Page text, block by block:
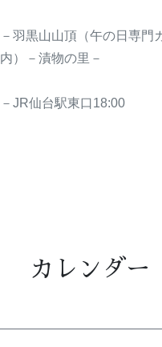
－羽黒山山頂（午の日専門
内）－漬物の里－
－JR仙台駅東口18:00
カレンダー